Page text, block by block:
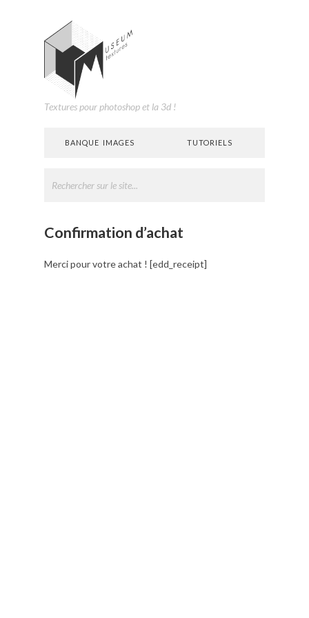
Textures pour photoshop et la 3d !
BANQUE IMAGES TUTORIELS
Confirmation d’achat
Merci pour votre achat ! [edd_receipt]